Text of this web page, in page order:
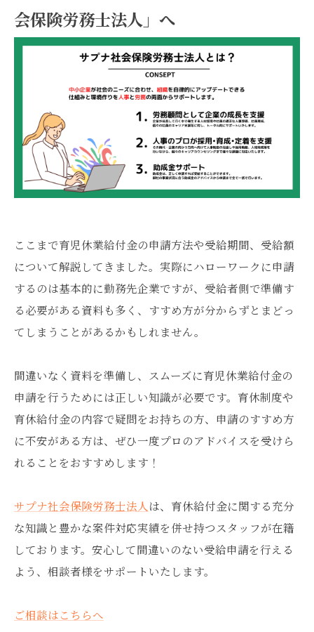
会保険労務士法人」へ
ここまで育児休業給付金の申請方法や受給期間、受給額
について解説してきました。実際にハローワークに申請
するのは基本的に勤務先企業ですが、受給者側で準備す
る必要がある資料も多く、すすめ方が分からずとまどっ
てしまうことがあるかもしれません。
間違いなく資料を準備し、スムーズに育児休業給付金の
申請を行うためには正しい知識が必要です。育休制度や
育休給付金の内容で疑問をお持ちの方、申請のすすめ方
に不安がある方は、ぜひ一度プロのアドバイスを受けら
れることをおすすめします！
サプナ社会保険労務士法人 は、育休給付金に関する充分
な知識と豊かな案件対応実績を併せ持つスタッフが在籍
しております。安心して間違いのない受給申請を行える
よう、相談者様をサポートいたします。
ご相談はこちらへ